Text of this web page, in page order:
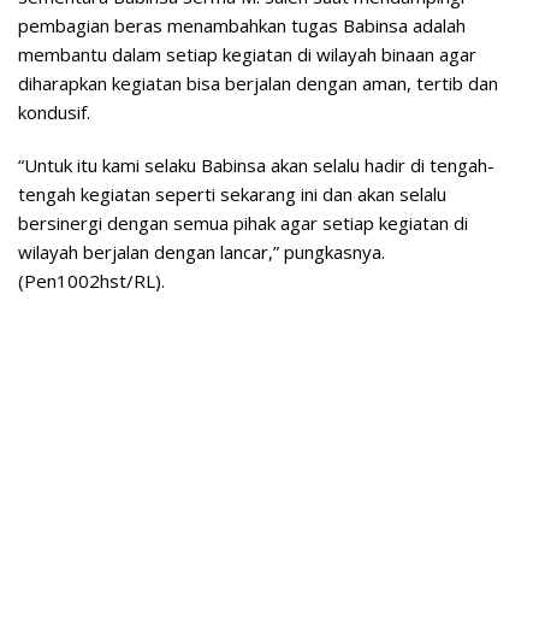
pembagian beras menambahkan tugas Babinsa adalah
membantu dalam setiap kegiatan di wilayah binaan agar
diharapkan kegiatan bisa berjalan dengan aman, tertib dan
kondusif.
“Untuk itu kami selaku Babinsa akan selalu hadir di tengah-
tengah kegiatan seperti sekarang ini dan akan selalu
bersinergi dengan semua pihak agar setiap kegiatan di
wilayah berjalan dengan lancar,” pungkasnya.
(Pen1002hst/RL).